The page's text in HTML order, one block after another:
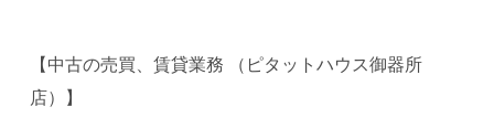
【中古の売買、賃貸業務 （ピタットハウス御器所
店）】